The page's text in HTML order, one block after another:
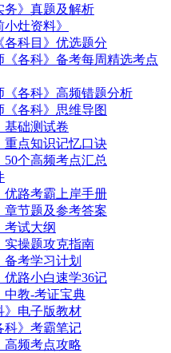
务》真题及解析
灶资料》
各科目》优选题分
《各科》备考每周精选考点
《各科》高频错题分析
《各科》思维导图
基础测试卷
重点知识记忆口诀
个高频考点汇总
优路考霸上岸手册
章节题及参考答案
考试大纲
实操题攻克指南
备考学习计划
优路小白速学36记
中教-考证宝典
》电子版教材
科》考霸笔记
高频考点攻略